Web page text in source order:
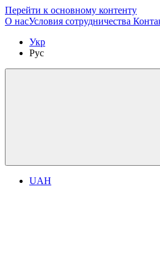
Перейти к основному контенту
О насУсловия сотрудничества
Укр
Рус
UAH